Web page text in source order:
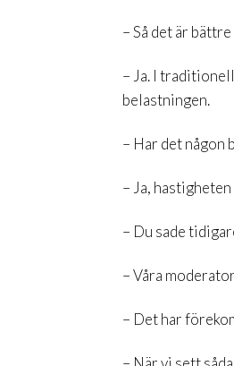
– Så det är
– Ja. I
belastningen.
– Har det någon
– Ja,
– Du sade
– Våra
– Det har